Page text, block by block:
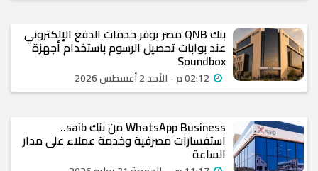
بنك QNB مصر يوفر خدمات الدفع الإلكتروني
عند بوابات تحصيل الرسوم باستخدام أجهزة
Soundbox
WhatsApp Business من بنك saib..
استفسارات مصرفية وخدمة عملاء على مدار
الساعة